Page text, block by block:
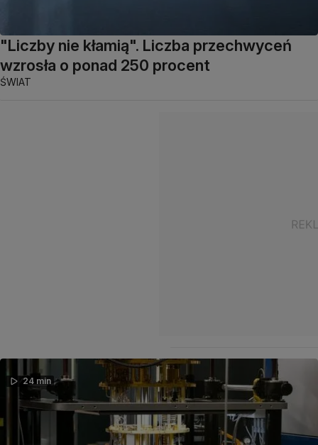
"Liczby nie kłamią". Liczba przechwyceń
wzrosła o ponad 250 procent
ŚWIAT
24 min